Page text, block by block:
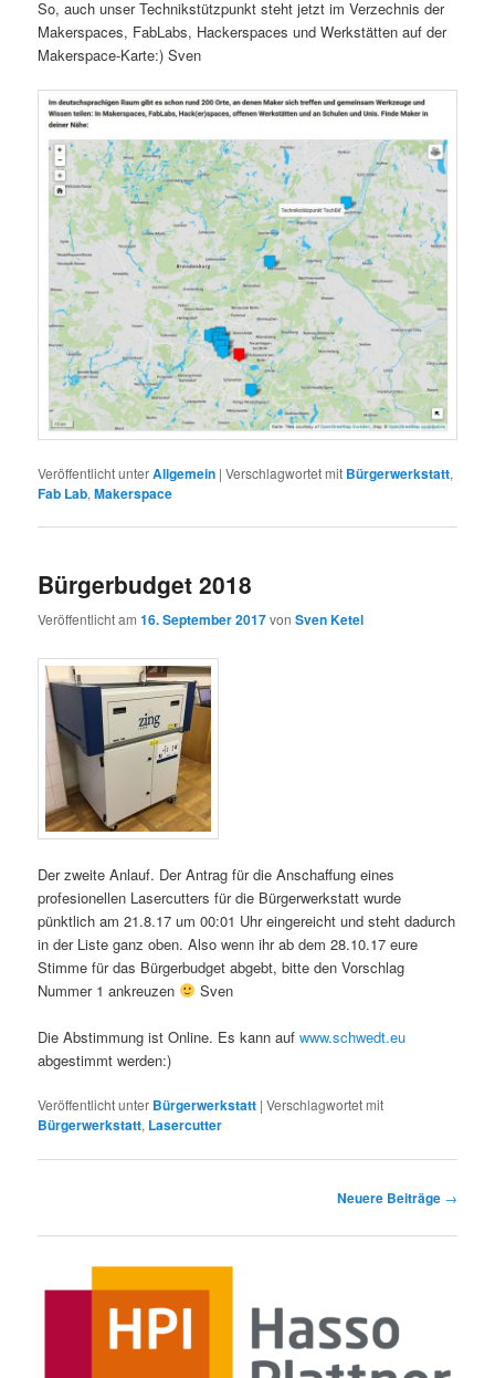
So, auch unser Technikstützpunkt steht jetzt im Verzechnis der
Makerspaces, FabLabs, Hackerspaces und Werkstätten auf der
Makerspace-Karte:) Sven
Veröffentlicht unterAllgemein |Verschlagwortet mit Bürgerwerkstatt,
Fab Lab,Makerspace
Bürgerbudget 2018
Veröffentlicht am16. September 2017vonSven Ketel
Der zweite Anlauf. Der Antrag für die Anschaffung eines
profesionellen Lasercutters für die Bürgerwerkstatt wurde
pünktlich am 21.8.17 um 00:01 Uhr eingereicht und steht dadurch
in der Liste ganz oben. Also wenn ihr ab dem 28.10.17 eure
Stimme für das Bürgerbudget abgebt, bitte den Vorschlag
Nummer 1 ankreuzen
Sven
Die Abstimmung ist Online. Es kann aufwww.schwedt.eu
abgestimmt werden:)
Veröffentlicht unter Bürgerwerkstatt |Verschlagwortet mit
Bürgerwerkstatt, Lasercutter
Neuere Beiträge →